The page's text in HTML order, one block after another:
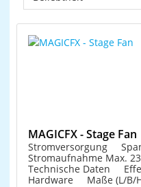
MAGICFX - Stage Fan
Stromversorgung Spannung 230 V
Stromaufnahme Max. 230 W Steuerung
Technische Daten Effekt-Typ Windmaschine
Hardware